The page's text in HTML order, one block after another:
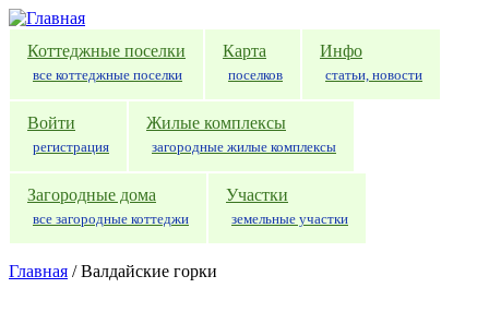
Перейти к основному содержанию
Коттеджные поселки
все коттеджные поселки
Карта
поселков
Инфо
статьи, новости
Войти
регистрация
Жилые комплексы
загородные жилые комплексы
Загородные дома
все загородные коттеджи
Участки
земельные участки
Главная /Валдайские горки